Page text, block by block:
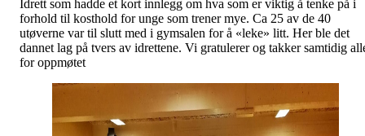
Idrett som hadde et kort innlegg om hva som er viktig å tenke på i
forhold til kosthold for unge som trener mye. Ca 25 av de 40
utøverne var til slutt med i gymsalen for å «leke» litt. Her ble det
dannet lag på tvers av idrettene. Vi gratulerer og takker samtidig
for oppmøtet